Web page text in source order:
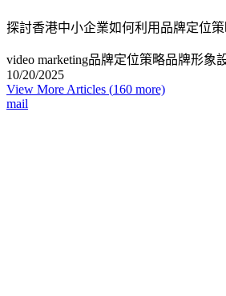
探討香港中小企業如何利用品牌定位
video marketing品牌定位策略品牌形象
10/20/2025
View More Articles (160 more)
mail